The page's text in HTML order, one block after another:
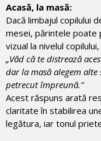
Acasă, la masă:
Dacă limbajul copilului
mesei, părintele poate
vizual la nivelul
„Văd că te distrează
dar la masă alegem
petrecut împreună.”
Acest răspuns arată
claritate în stabilirea
legătura, iar tonul